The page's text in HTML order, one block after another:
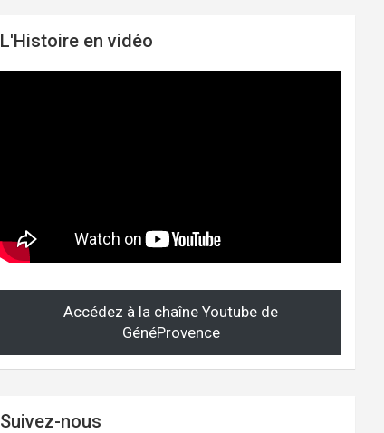
L'Histoire en vidéo
Accédez à la chaîne Youtube de
GénéProvence
Suivez-nous